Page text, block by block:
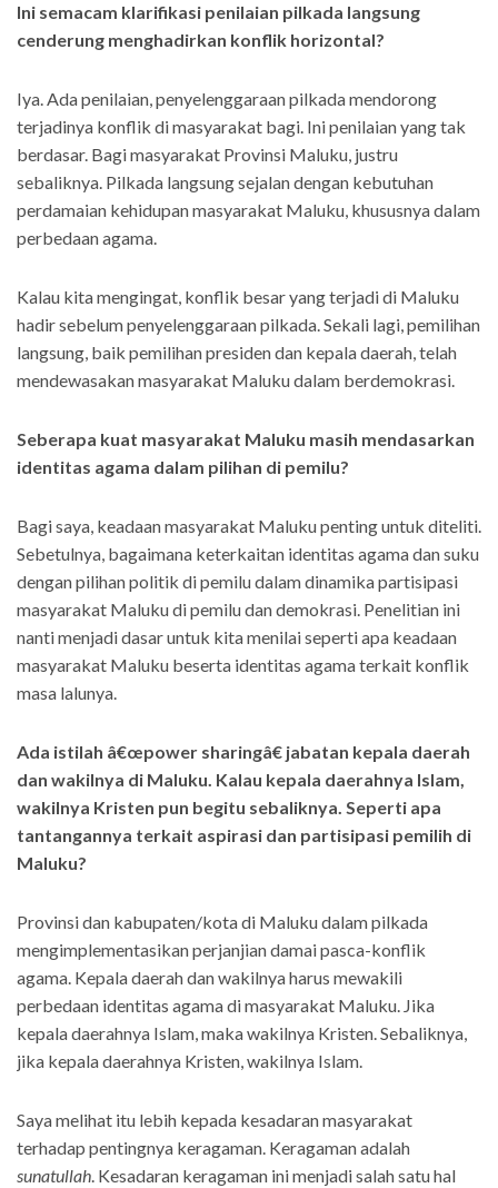
Ini semacam klarifikasi penilaian pilkada langsung
cenderung menghadirkan konflik horizontal?
Iya. Ada penilaian, penyelenggaraan pilkada mendorong
terjadinya konflik di masyarakat bagi. Ini penilaian yang tak
berdasar. Bagi masyarakat Provinsi Maluku, justru
sebaliknya. Pilkada langsung sejalan dengan kebutuhan
perdamaian kehidupan masyarakat Maluku, khususnya dalam
perbedaan agama.
Kalau kita mengingat, konflik besar yang terjadi di Maluku
hadir sebelum penyelenggaraan pilkada. Sekali lagi, pemilihan
langsung, baik pemilihan presiden dan kepala daerah, telah
mendewasakan masyarakat Maluku dalam berdemokrasi.
Seberapa kuat masyarakat Maluku masih mendasarkan
identitas agama dalam pilihan di pemilu?
Bagi saya, keadaan masyarakat Maluku penting untuk diteliti.
Sebetulnya, bagaimana keterkaitan identitas agama dan suku
dengan pilihan politik di pemilu dalam dinamika partisipasi
masyarakat Maluku di pemilu dan demokrasi. Penelitian ini
nanti menjadi dasar untuk kita menilai seperti apa keadaan
masyarakat Maluku beserta identitas agama terkait konflik
masa lalunya.
Ada istilah â€œpower sharingâ€ jabatan kepala daerah
dan wakilnya di Maluku. Kalau kepala daerahnya Islam,
wakilnya Kristen pun begitu sebaliknya. Seperti apa
tantangannya terkait aspirasi dan partisipasi pemilih di
Maluku?
Provinsi dan kabupaten/kota di Maluku dalam pilkada
mengimplementasikan perjanjian damai pasca-konflik
agama. Kepala daerah dan wakilnya harus mewakili
perbedaan identitas agama di masyarakat Maluku. Jika
kepala daerahnya Islam, maka wakilnya Kristen. Sebaliknya,
jika kepala daerahnya Kristen, wakilnya Islam.
Saya melihat itu lebih kepada kesadaran masyarakat
terhadap pentingnya keragaman. Keragaman adalah
sunatullah. Kesadaran keragaman ini menjadi salah satu hal